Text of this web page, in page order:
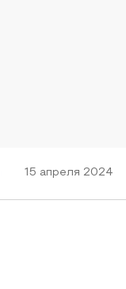
15 апреля 2024